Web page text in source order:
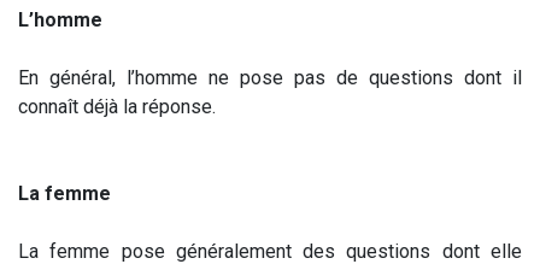
L’homme
En général, l’homme ne pose pas de questions dont il
connaît déjà la réponse.
La femme
La femme pose généralement des questions dont elle